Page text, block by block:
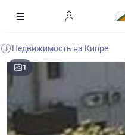
Недвижимость на Кипре
1